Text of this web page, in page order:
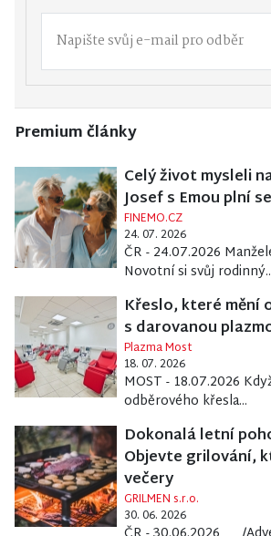
Premium články
Celý život mysleli
Josef s Emou plní
FINEMO.CZ
24. 07. 2026
ČR - 24.07.2026
Novotní si svůj
Křeslo, které mění
s darovanou
Plazma Most
18. 07. 2026
MOST - 18.07.2026
odběrového křesla...
Dokonalá letní
Objevte grilování,
večery
GRILMEN s.r.o.
30. 06. 2026